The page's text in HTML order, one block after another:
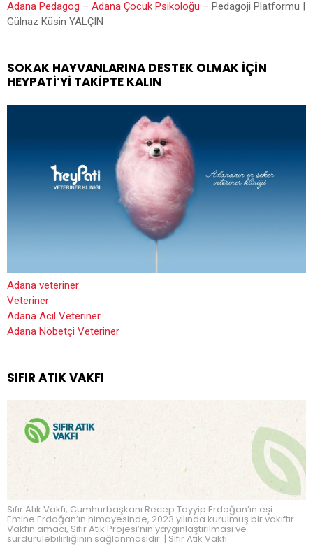
Adana Pedagog – Adana Çocuk Psikoloğu – Pedagoji Platformu |
Gülnaz Küsin YALÇIN
SOKAK HAYVANLARINA DESTEK OLMAK İÇIN
HEYPATİ’YI TAKIPTE KALIN
Adana veteriner
Veteriner
Adana Acil Veteriner
Adana Nöbetçi Veteriner
SIFIR ATIK VAKFI
Sıfır Atık Vakfı, Cumhurbaşkanı Recep Tayyip Erdoğan’ın eşi
Emine Erdoğan’ın himayesinde, 2023 yılında kurulmuş bir vakıftır.
Vakfın amacı, Sıfır Atık Projesi’nin yaygınlaştırılması ve
sürdürülebilirliğinin sağlanmasıdır. | Sıfır Atık Vakfı